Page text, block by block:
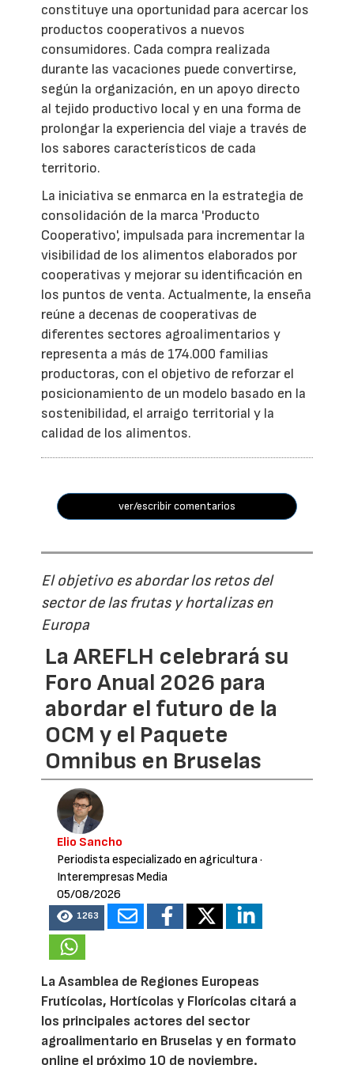
constituye una oportunidad para acercar los
productos cooperativos a nuevos
consumidores. Cada compra realizada
durante las vacaciones puede convertirse,
según la organización, en un apoyo directo
al tejido productivo local y en una forma de
prolongar la experiencia del viaje a través de
los sabores característicos de cada
territorio.
La iniciativa se enmarca en la estrategia de
consolidación de la marca 'Producto
Cooperativo', impulsada para incrementar la
visibilidad de los alimentos elaborados por
cooperativas y mejorar su identificación en
los puntos de venta. Actualmente, la enseña
reúne a decenas de cooperativas de
diferentes sectores agroalimentarios y
representa a más de 174.000 familias
productoras, con el objetivo de reforzar el
posicionamiento de un modelo basado en la
sostenibilidad, el arraigo territorial y la
calidad de los alimentos.
ver/escribir comentarios
El objetivo es abordar los retos del
sector de las frutas y hortalizas en
Europa
La AREFLH celebrará su
Foro Anual 2026 para
abordar el futuro de la
OCM y el Paquete
Omnibus en Bruselas
Elio Sancho
Periodista especializado en agricultura·
Interempresas Media
05/08/2026
1263
La Asamblea de Regiones Europeas
Frutícolas, Hortícolas y Florícolas citará a
los principales actores del sector
agroalimentario en Bruselas y en formato
online el próximo 10 de noviembre.